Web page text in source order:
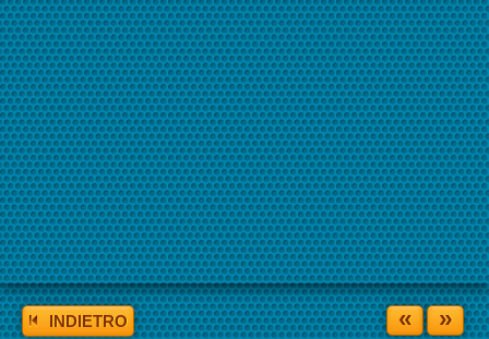
INDIETRO « »